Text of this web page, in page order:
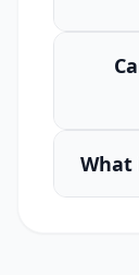
What